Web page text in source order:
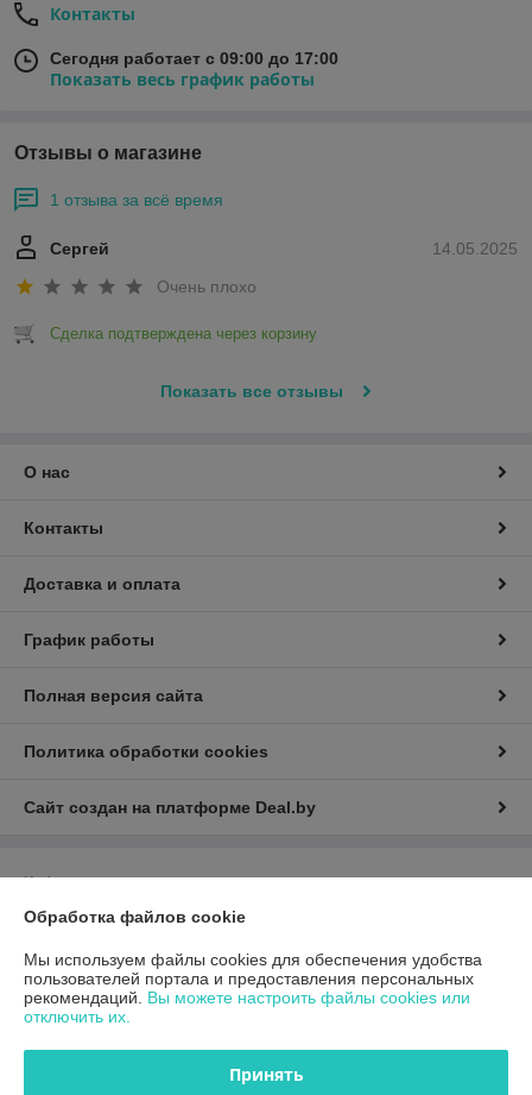
Контакты
Сегодня работает с 09:00 до 17:00
Показать весь график работы
Отзывы о магазине
1 отзыва за всё время
14.05.2025
Сергей
Очень плохо
Сделка подтверждена через корзину
Показать все отзывы
О нас
Контакты
Доставка и оплата
График работы
Полная версия сайта
Политика обработки cookies
Сайт создан на платформе Deal.by
Информация для покупателя
Юридическое лицо:Общество с ограниченной ответственностью
г. Минск, ул. Инженерная, 28, каб. 11
Регистрационный номер ЕГР: 193790359
Регистрационный орган: Минский горисполком
Обработка файлов cookie
Мы используем файлы cookies для обеспечения удобства
пользователей портала и предоставления персональных
рекомендаций. Вы можете настроить файлы cookies или
отключить их.
Принять